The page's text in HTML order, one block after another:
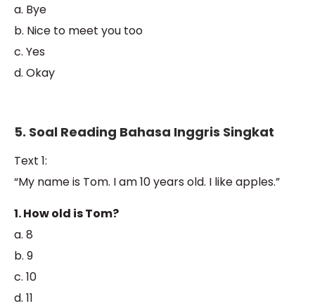
a. Bye
b. Nice to meet you too
c. Yes
d. Okay
5. Soal Reading Bahasa Inggris Singkat
Text 1:
“My name is Tom. I am 10 years old. I like apples.”
1. How old is Tom?
a. 8
b. 9
c. 10
d. 11